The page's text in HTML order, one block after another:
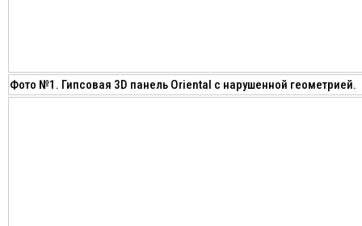
Фото №1. Гипсовая 3D панель Oriental с нарушенной геометрией.